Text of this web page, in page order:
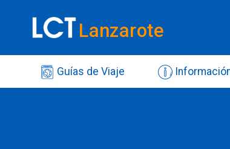
Lanzarote
Guías de Viaje